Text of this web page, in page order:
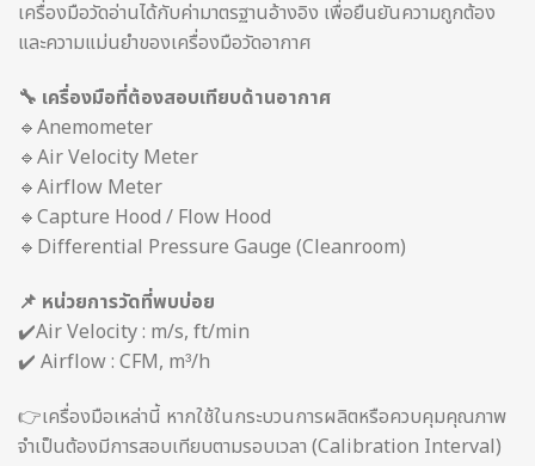
เครื่องมือวัดอ่านได้กับค่ามาตรฐานอ้างอิง เพื่อยืนยันความถูกต้อง
และความแม่นยำของเครื่องมือวัดอากาศ
🔧 เครื่องมือที่ต้องสอบเทียบด้านอากาศ
🔹Anemometer
🔹Air Velocity Meter
🔹Airflow Meter
🔹Capture Hood / Flow Hood
🔹Differential Pressure Gauge (Cleanroom)
📌 หน่วยการวัดที่พบบ่อย
✔️Air Velocity : m/s, ft/min
✔️ Airflow : CFM, m³/h
👉เครื่องมือเหล่านี้ หากใช้ในกระบวนการผลิตหรือควบคุมคุณภาพ
จำเป็นต้องมีการสอบเทียบตามรอบเวลา (Calibration Interval)